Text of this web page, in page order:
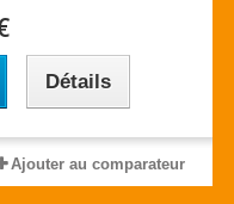
Détails
Ajouter au comparateur